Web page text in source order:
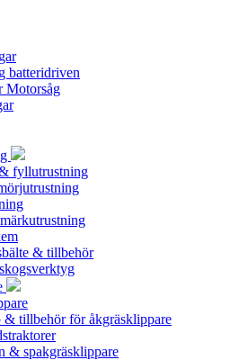
batteridriven
Motorsåg
fyllutrustning
& tillbehör
& tillbehör för åkgräsklippare
& spakgräsklippare